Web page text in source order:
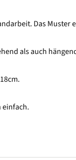
Das
als auch
einfach.